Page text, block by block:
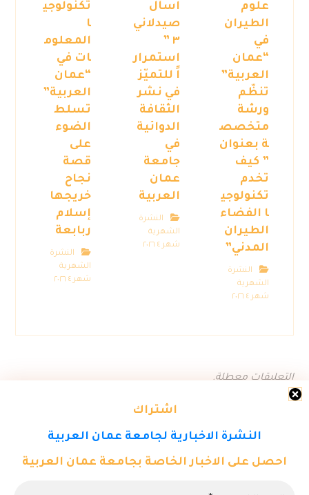
اشتراك
النشرة الاخبارية لجامعة عمان العربية
احصل على الاخبار الخاصة بجامعة عمان العربية
علوم
الطيران
في
“عمان
العربية”
تنظّم
ورشة
متخصص
ة بعنوان
” كيف
تخدم
تكنولوجي
ا الفضاء
الطيران
المدني”
النشرة
الشهرية
شهر ٤ ٢٠٢٦
اسأل
صيدلاني
٣ ”
استمرار
اً للتميّز
في نشر
الثقافة
الدوائية
في
جامعة
عمان
العربية
النشرة
الشهرية
شهر ٤ ٢٠٢٦
تكنولوجي
ا
المعلوم
ات في
“عمان
العربية”
تسلط
الضوء
على
قصة
نجاح
خريجها
إسلام
ربابعة
النشرة
الشهرية
شهر ٤ ٢٠٢٦
التعليقات معطلة.